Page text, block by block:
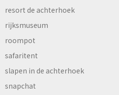
resort de achterhoek
rijksmuseum
roompot
safaritent
slapen in de achterhoek
snapchat